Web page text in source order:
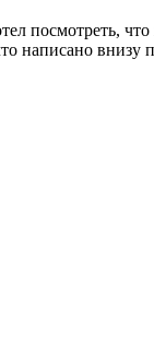
посмотреть,
написано внизу